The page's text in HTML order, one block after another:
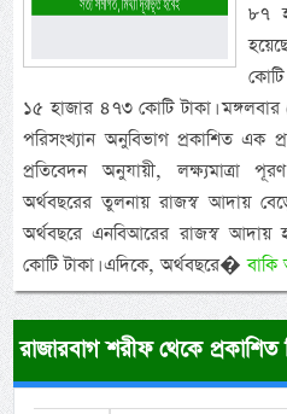
৮৭
১৫ হাজার ৪৭৩ কোটি টাকা।
পরিসংখ্যান অনুবিভাগ প্রকাশিত এক
প্রতিবেদন অনুযায়ী,
অর্থবছরের তুলনায় রাজস্ব আদায়
অর্থবছরে এনবিআরের রাজস্ব
কোটি টাকা। এদিকে, অর্থবছরে�
রাজারবাগ শরীফ থেকে প্রকাশিত